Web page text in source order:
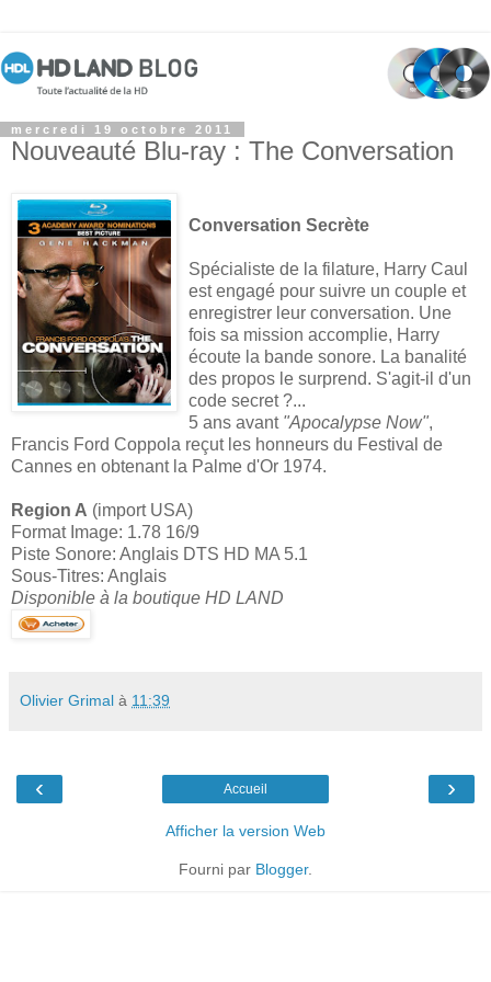
mercredi 19 octobre 2011
Nouveauté Blu-ray : The Conversation
Conversation Secrète
Spécialiste de la filature, Harry Caul
est engagé pour suivre un couple et
enregistrer leur conversation. Une
fois sa mission accomplie, Harry
écoute la bande sonore. La banalité
des propos le surprend. S'agit-il d'un
code secret ?...
5 ans avant "Apocalypse Now",
Francis Ford Coppola reçut les honneurs du Festival de
Cannes en obtenant la Palme d'Or 1974.
Region A (import USA)
Format Image: 1.78 16/9
Piste Sonore: Anglais DTS HD MA 5.1
Sous-Titres: Anglais
Disponible à la boutique HD LAND
Olivier Grimal à 11:39
‹ ›
Accueil
Afficher la version Web
Fourni par Blogger.